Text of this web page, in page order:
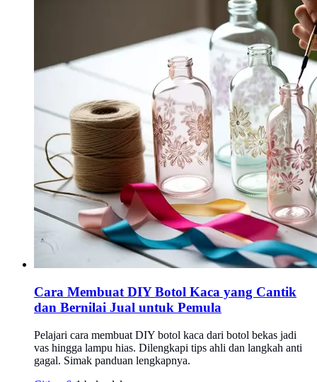
Cara Membuat DIY Botol Kaca yang Cantik
dan Bernilai Jual untuk Pemula
Pelajari cara membuat DIY botol kaca dari botol bekas jadi
vas hingga lampu hias. Dilengkapi tips ahli dan langkah anti
gagal. Simak panduan lengkapnya.